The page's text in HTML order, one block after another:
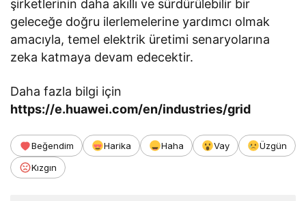
şirketlerinin daha akıllı ve sürdürülebilir bir
geleceğe doğru ilerlemelerine yardımcı olmak
amacıyla, temel elektrik üretimi senaryolarına
zeka katmaya devam edecektir.
Daha fazla bilgi için
https://e.huawei.com/en/industries/grid
Beğendim Harika Haha Vay
Üzgün
Kızgın